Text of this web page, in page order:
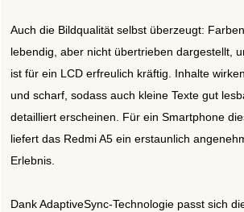
Auch die Bildqualität selbst überzeugt:
lebendig, aber nicht übertrieben dargestellt,
ist für ein LCD erfreulich kräftig. Inhalte
und scharf, sodass auch kleine Texte gut
detailliert erscheinen. Für ein Smartphone
liefert das Redmi A5 ein erstaunlich
Erlebnis.
Dank AdaptiveSync-Technologie passt sich